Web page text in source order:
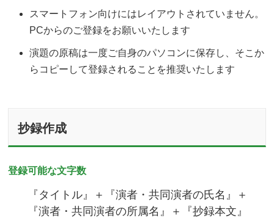
スマートフォン向けにはレイアウトされていません。
PCからのご登録をお願いいたします
演題の原稿は一度ご自身のパソコンに保存し、そこか
らコピーして登録されることを推奨いたします
抄録作成
登録可能な文字数
『タイトル』＋『演者・共同演者の氏名』＋
『演者・共同演者の所属名』＋『抄録本文』